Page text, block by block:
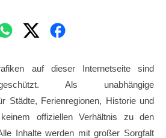
auf dieser Internetseite sind
Als unabhängige
Städte, Ferienregionen, Historie und
offiziellen Verhältnis zu den
Inhalte werden mit großer Sorgfalt